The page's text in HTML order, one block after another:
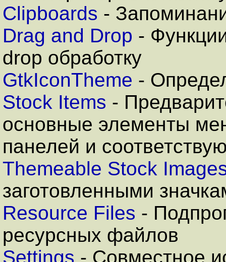
Clipboards - З
Drag and Drop -
drop обработку
GtkIconTheme -
Stock Items -
основные элементы
панелей и
Themeable Stock
заготовленными
Resource Files -
ресурсных файлов
Settings - Совместное